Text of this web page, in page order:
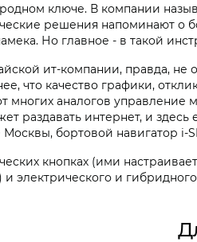
ключе. В компании
решения напоминают о
Но главное - в такой
ит-компании, правда,
что качество графики,
многих аналогов
раздавать интернет, и
бортовой навигатор
кнопках (ими
электрического и